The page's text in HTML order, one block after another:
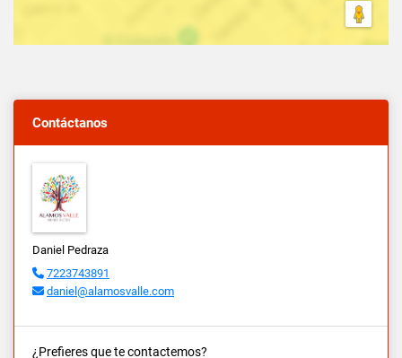
Contáctanos
Daniel Pedraza
7223743891
daniel@alamosvalle.com
¿Prefieres que te contactemos?